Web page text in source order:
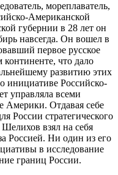
мореплаватель,
Американской
губернии в 28 лет он
навсегда. Он вошел в
первое русское
что дало
развитию этих
инициативе Российско-
управляла всеми
Америки. Отдавая себе
России стратегического
взял на себя
Россией. Ни один из его
в исследование
границ России.